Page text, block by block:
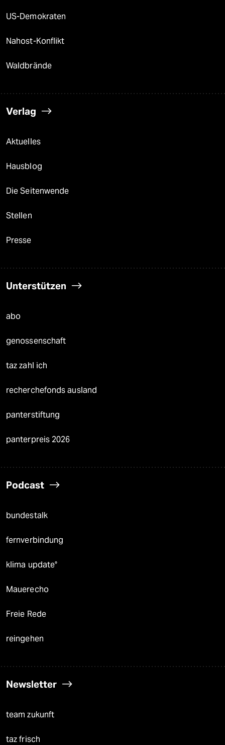
US-Demokraten
Nahost-Konflikt
Waldbrände
Verlag
Aktuelles
Hausblog
Die Seitenwende
Stellen
Presse
Unterstützen
abo
genossenschaft
taz zahl ich
recherchefonds ausland
panterstiftung
panterpreis 2026
Podcast
bundestalk
fernverbindung
klima update°
Mauerecho
Freie Rede
reingehen
Newsletter
team zukunft
taz frisch